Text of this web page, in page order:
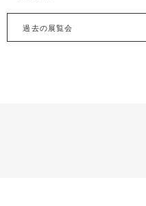
過去の展覧会